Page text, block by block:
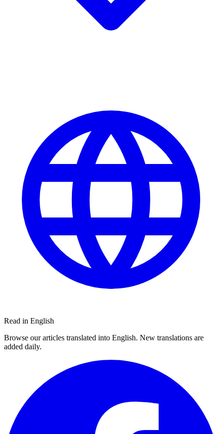
Read in English
Browse our articles translated into English. New translations are
added daily.